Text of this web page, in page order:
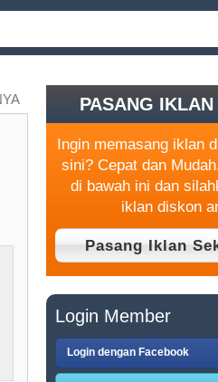
PASANG IKLAN
Ingin memasang iklan
sini? Cepat dan
di bawah ini dan
iklan diskon
Login Member
Login dengan Facebook